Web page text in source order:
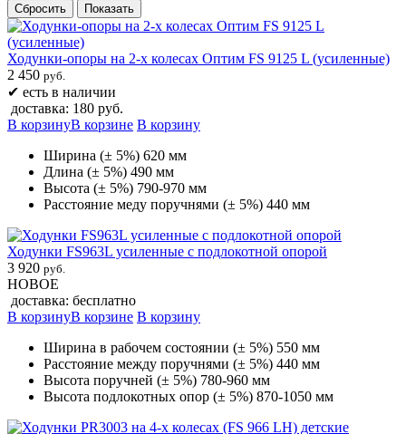
Ходунки-опоры на 2-х колесах Оптим FS 9125 L (усиленные)​
2 450 руб.
✔ есть в наличии
доставка: 180 руб.
В корзинуВ корзине В корзину
Ширина (± 5%) 620 мм
Длина (± 5%) 490 мм
Высота (± 5%) 790-970 мм
Расстояние меду поручнями (± 5%) 440 мм
Ходунки FS963L усиленные с подлокотной опорой
3 920 руб.
НОВОЕ
доставка: бесплатно
В корзинуВ корзине В корзину
Ширина в рабочем состоянии (± 5%) 550 мм
Расстояние между поручнями (± 5%) 440 мм
Высота поручней (± 5%) 780-960 мм
Высота подлокотных опор (± 5%) 870-1050 мм